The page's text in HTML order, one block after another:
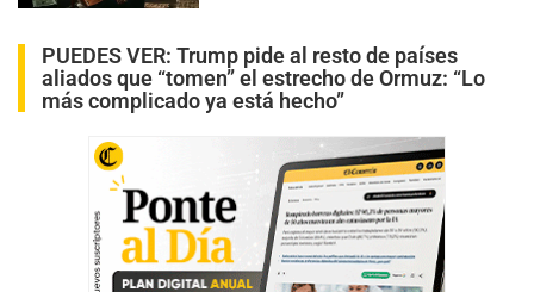
PUEDES VER: Trump pide al resto de países
aliados que “tomen” el estrecho de Ormuz: “Lo
más complicado ya está hecho”